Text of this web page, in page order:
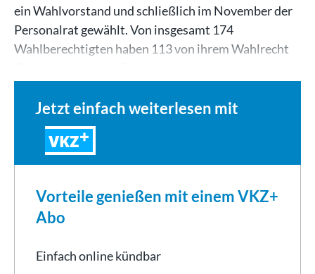
ein Wahlvorstand und schließlich im November der
Personalrat gewählt. Von insgesamt 174
Wahlberechtigten haben 113 von ihrem Wahlrecht
Jetzt einfach weiterlesen mit
VKZ
Vorteile genießen mit einem VKZ+
Abo
Einfach online kündbar